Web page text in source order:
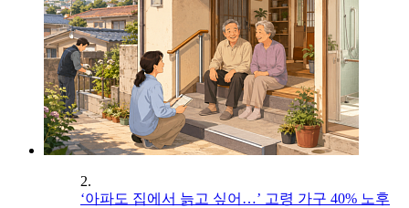
2.
‘아파도 집에서 늙고 싶어…’ 고령 가구 40% 노후